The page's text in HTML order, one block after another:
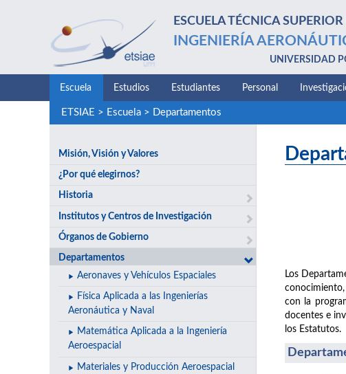
ESCUELA TÉCNICA
INGENIERÍA
UNIVERSIDAD
Escuela Estudios Estudiantes Personal
ETSIAE > Escuela> Departamentos
Misión, Visión y Valores
¿Por qué elegirnos?
Historia
Institutos y Centros de Investigación
Órganos de Gobierno
Departamentos
Aeronaves y Vehículos Espaciales
Física Aplicada a las Ingenierías
Aeronáutica y Naval
Matemática Aplicada a la Ingeniería
Aeroespacial
Materiales y Producción Aeroespacial
Los
con la
docentes e
los Estatutos.